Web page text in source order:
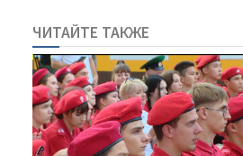
ЧИТАЙТЕ ТАКЖЕ